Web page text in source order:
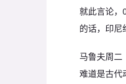
就此言论，
的话，印尼
马鲁夫周二
难道是古代